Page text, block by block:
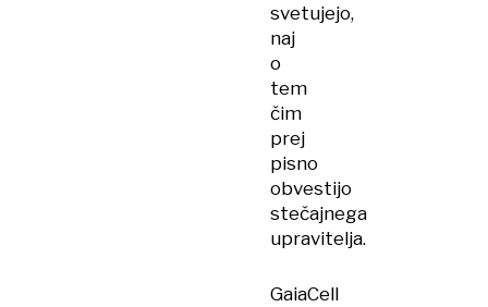
svetujejo,
naj
o
tem
čim
prej
pisno
obvestijo
stečajnega
upravitelja.
GaiaCell